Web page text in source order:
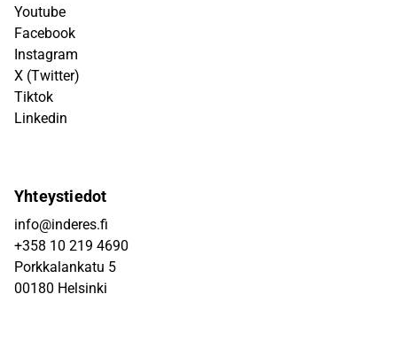
Youtube
Facebook
Instagram
X (Twitter)
Tiktok
Linkedin
Yhteystiedot
info@inderes.fi
+358 10 219 4690
Porkkalankatu 5
00180 Helsinki